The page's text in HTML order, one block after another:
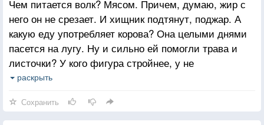
Чем питается волк? Мясом. Причем, думаю, жир с
него он не срезает. И хищник подтянут, поджар. А
какую еду употребляет корова? Она целыми днями
пасется на лугу. Ну и сильно ей помогли трава и
листочки? У кого фигура стройнее, у не
отказывающего себе в бифштексе тар-тар волка
есть котлеты, а не укроп!
раскрыть
Сохранить